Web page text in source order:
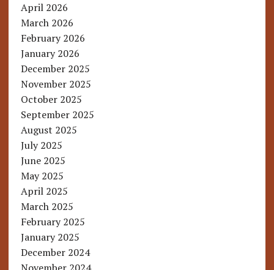
April 2026
March 2026
February 2026
January 2026
December 2025
November 2025
October 2025
September 2025
August 2025
July 2025
June 2025
May 2025
April 2025
March 2025
February 2025
January 2025
December 2024